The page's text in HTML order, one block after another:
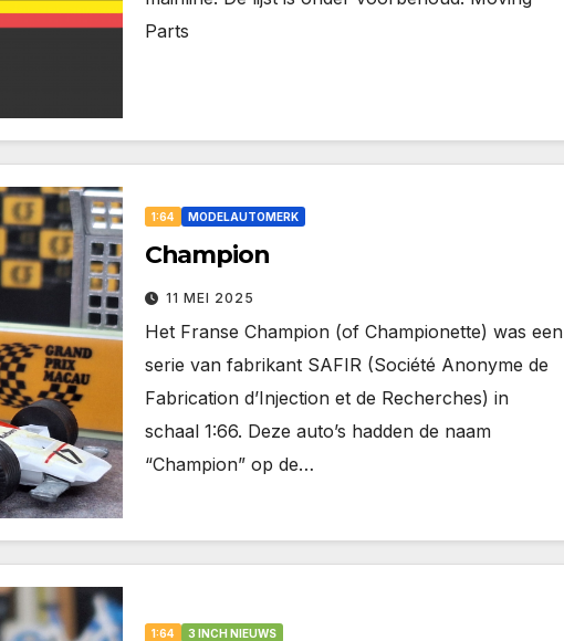
Parts
1:64 MODELAUTOMERK
Champion
11 MEI 2025
Het Franse Champion (of Championette) was een
serie van fabrikant SAFIR (Société Anonyme de
Fabrication d’Injection et de Recherches) in
schaal 1:66. Deze auto’s hadden de naam
“Champion” op de…
1:64 3 INCH NIEUWS